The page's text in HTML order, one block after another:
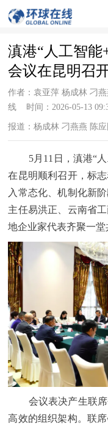
滇港“人工智能
会议在昆明召
作者：袁亚萍 杨成林 刁
线 时间：2026-05-13
报道：杨成林 刁燕燕 陈
5月11日，滇港“人
在昆明顺利召开，标
入常态化、机制化新阶
主任易洪正、云南省
地企业家代表齐聚一堂
会议表决产生联
高效的组织架构。联